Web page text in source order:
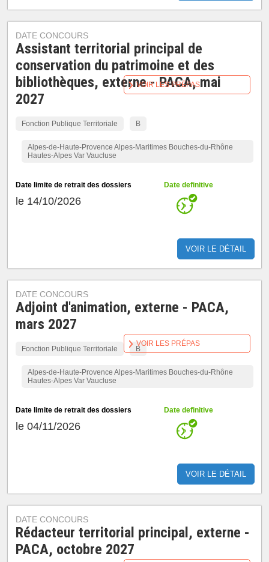
DATE CONCOURS
Assistant territorial principal de
conservation du patrimoine et des
bibliothèques, externe - PACA, mai
2027
Fonction Publique Territoriale B
Alpes-de-Haute-Provence Alpes-Maritimes Bouches-du-Rhône
Hautes-Alpes Var Vaucluse
Date limite de retrait des dossiers
le 14/10/2026
Date definitive
VOIR LE DÉTAIL
VOIR LES PRÉPAS
DATE CONCOURS
Adjoint d'animation, externe - PACA,
mars 2027
Fonction Publique Territoriale B
Alpes-de-Haute-Provence Alpes-Maritimes Bouches-du-Rhône
Hautes-Alpes Var Vaucluse
Date limite de retrait des dossiers
le 04/11/2026
Date definitive
VOIR LE DÉTAIL
VOIR LES PRÉPAS
DATE CONCOURS
Rédacteur territorial principal, externe -
PACA, octobre 2027